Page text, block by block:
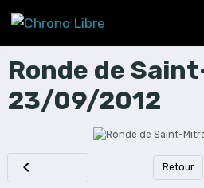
Ronde de
23/09/2012
Retour